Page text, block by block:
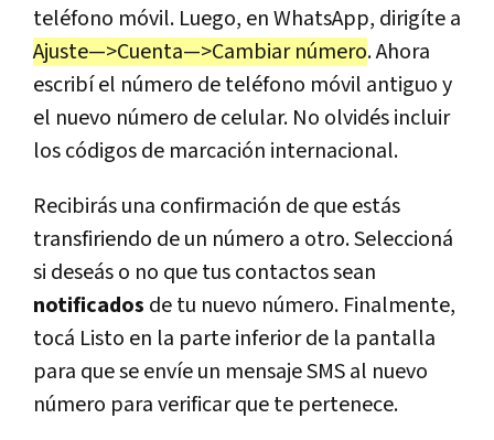
teléfono móvil. Luego, en WhatsApp, dirigíte a
Ajuste—>Cuenta—>Cambiar número. Ahora
escribí el número de teléfono móvil antiguo y
el nuevo número de celular. No olvidés incluir
los códigos de marcación internacional.
Recibirás una confirmación de que estás
transfiriendo de un número a otro. Seleccioná
si deseás o no que tus contactos sean
notificados de tu nuevo número. Finalmente,
tocá Listo en la parte inferior de la pantalla
para que se envíe un mensaje SMS al nuevo
número para verificar que te pertenece.